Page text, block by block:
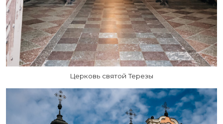
Церковь святой Терезы